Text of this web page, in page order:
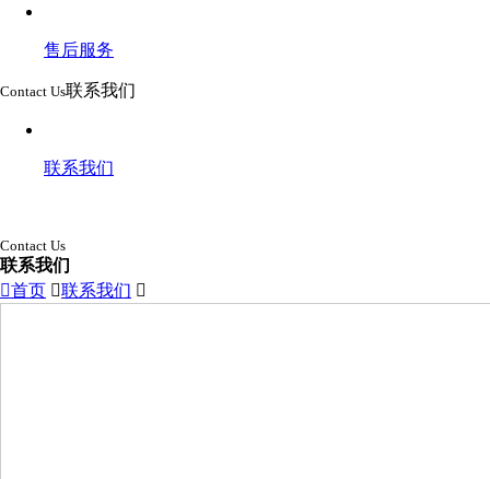
售后服务
Contact Us联系我们
联系我们
Contact Us
联系我们
首页 联系我们 